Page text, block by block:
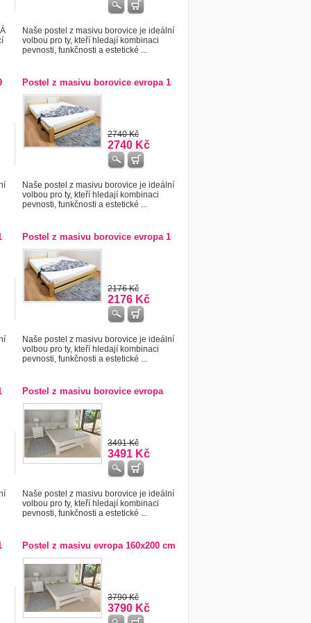
Naše postel z masivu borovice je ideální
volbou pro ty, kteří hledají kombinaci
pevnosti, funkčnosti a estetické ...
Postel z masivu borovice evropa 1
2740 Kč
2740 Kč
Naše postel z masivu borovice je ideální
volbou pro ty, kteří hledají kombinaci
pevnosti, funkčnosti a estetické ...
Postel z masivu borovice evropa 1
2176 Kč
2176 Kč
Naše postel z masivu borovice je ideální
volbou pro ty, kteří hledají kombinaci
pevnosti, funkčnosti a estetické ...
Postel z masivu borovice evropa
3491 Kč
3491 Kč
Naše postel z masivu borovice je ideální
volbou pro ty, kteří hledají kombinaci
pevnosti, funkčnosti a estetické ...
Postel z masivu evropa 160x200 cm
3790 Kč
3790 Kč